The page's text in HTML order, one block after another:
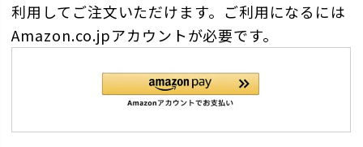
利用してご注文いただけます。ご利用になるには
Amazon.co.jpアカウントが必要です。